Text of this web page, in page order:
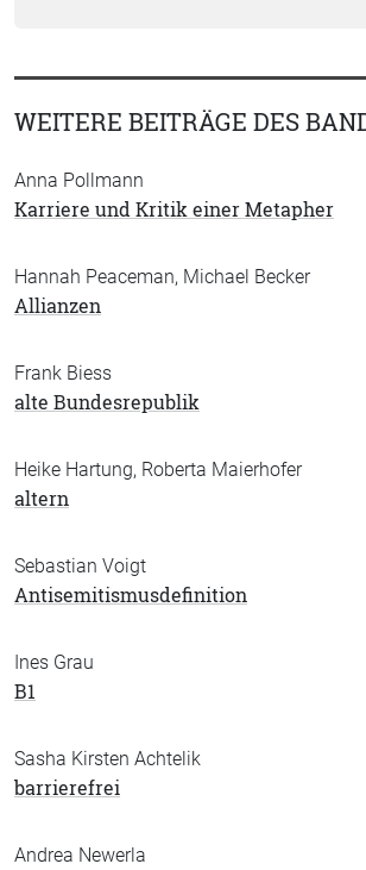
WEITERE BEITRÄGE DES
Anna Pollmann
Karriere und Kritik einer Metapher
Hannah Peaceman, Michael Becker
Allianzen
Frank Biess
alte Bundesrepublik
Heike Hartung, Roberta Maierhofer
altern
Sebastian Voigt
Antisemitismusdefinition
Ines Grau
B1
Sasha Kirsten Achtelik
barrierefrei
Andrea Newerla